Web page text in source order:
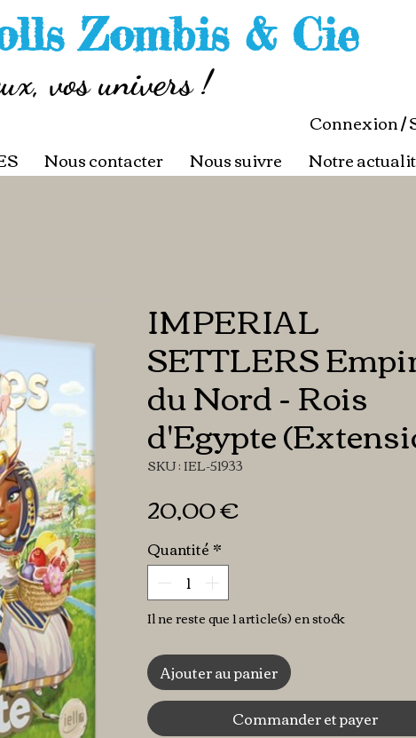
Zombis & Cie
vos univers !
Connexion /
Nous contacter Nous suivre Notre
IMPERIAL
SETTLERS
du Nord - Rois
d'Egypte
SKU : IEL-51933
20,00 €Prix
Quantité *
Il ne reste que 1 article(s) en stock
Ajouter au panier
Commander et payer